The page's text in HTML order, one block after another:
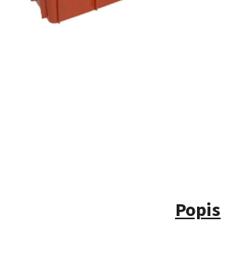
Popis